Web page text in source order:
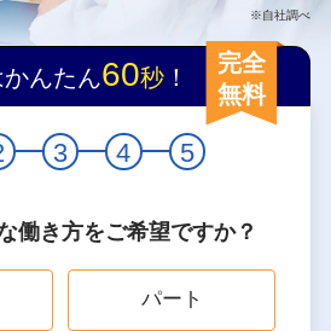
※自社調べ
んたん60秒 ！
完全
無料
3 4 5
働き方をご希望ですか？
パート